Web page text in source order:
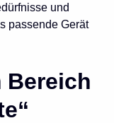
und
passende Gerät
Bereich